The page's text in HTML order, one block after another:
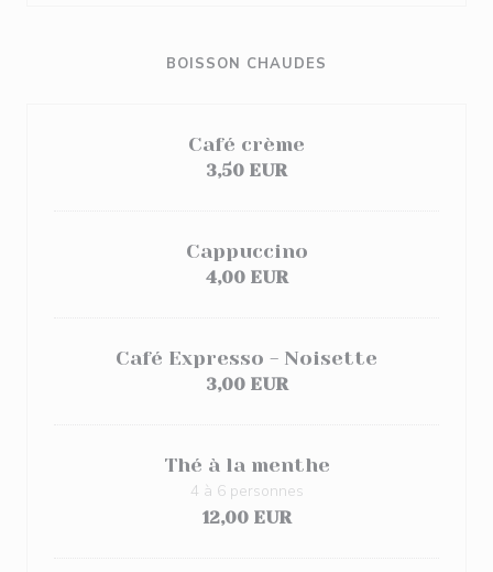
BOISSON CHAUDES
Café crème
3,50 EUR
Cappuccino
4,00 EUR
Café Expresso - Noisette
3,00 EUR
Thé à la menthe
4 à 6 personnes
12,00 EUR